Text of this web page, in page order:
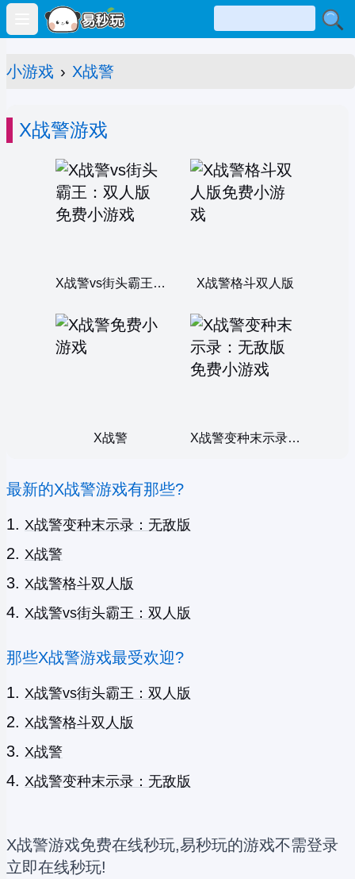
Open main menu
小游戏 › X战警
X战警游戏
X战警vs街头霸王：双人版 X战警格斗双人版
X战警 X战警变种末示录：无敌版
最新的X战警游戏有那些?
X战警变种末示录：无敌版
X战警
X战警格斗双人版
X战警vs街头霸王：双人版
那些X战警游戏最受欢迎?
X战警vs街头霸王：双人版
X战警格斗双人版
X战警
X战警变种末示录：无敌版
X战警游戏免费在线秒玩,易秒玩的游戏不需登录
立即在线秒玩!